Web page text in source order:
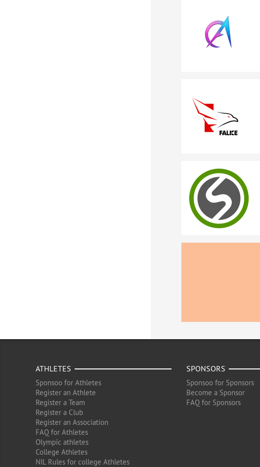
ATHLETES
Sponsoo for Athletes
Register an Athlete
Register a Team
Register a Club
Register an Association
FAQ for Athletes
Olympic athletes
College Athletes
NIL Rules for college Athletes
SPONSORS
Sponsoo for Sponsors
Become a Sponsor
FAQ for Sponsors